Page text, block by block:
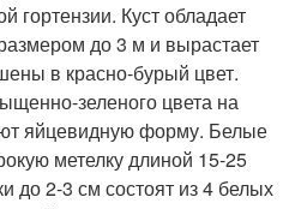
гортензии. Куст обладает
до 3 м и вырастает
в красно-бурый цвет.
зеленого цвета на
яйцевидную форму. Белые
метелку длиной 15-25
до 2-3 см состоят из 4 белых